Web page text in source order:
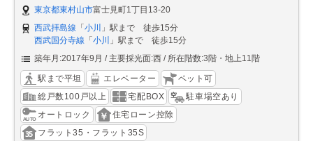
東京都東村山市富士見町1丁目13-20
西武拝島線 「小川
」駅まで 徒歩15分
西武国分寺線 「小川
」駅まで 徒歩15分
築年月:2017年9月
主要採光面:西 所在階数:3階・地上11階
駅まで平坦 エレベーター
ペット可
総戸数100戸以上
宅配BOX
駐車場空あり
オートロック
住宅ローン控除
フラット35・フラット35S